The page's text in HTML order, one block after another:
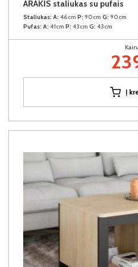
ARAKIS staliukas su pufais
Staliukas: A: 46cm P: 90cm G: 90cm
Pufas: A: 41cm P: 43cm G: 43cm
Į